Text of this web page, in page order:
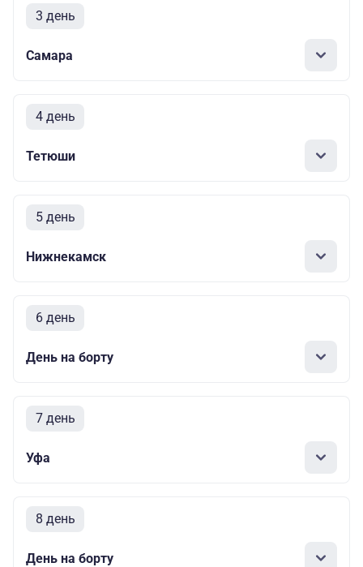
3 день
Самара
4 день
Тетюши
5 день
Нижнекамск
6 день
День на борту
7 день
Уфа
8 день
День на борту